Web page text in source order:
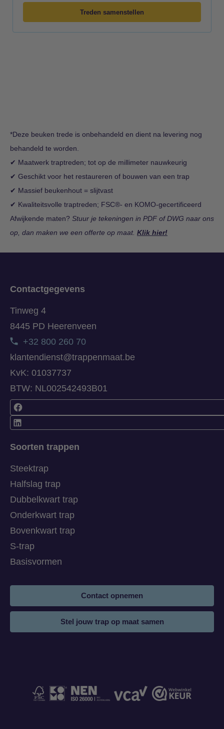
Treden samenstellen
*Deze beuken trede is onbehandeld en dient na levering nog
behandeld te worden.
✔ Maatwerk traptreden; tot op de millimeter nauwkeurig
✔ Geschikt voor het restaureren of bouwen van een trap
✔ Massief beukenhout = slijtvast
✔ Kwaliteitsvolle traptreden; FSC®- en KOMO-gecertificeerd
Afwijkende maten? Stuur je tekeningen in PDF of DWG naar ons
op, dan maken we een offerte op maat. Klik hier!
Soorten trappen
Steektrap
Halfslag trap
Dubbelkwart trap
Onderkwart trap
Bovenkwart trap
S-trap
Basisvormen
Contactgegevens
Tinweg 4
8445 PD Heerenveen
+32 800 260 70
klantendienst@trappenmaat.be
KvK: 01037737
BTW: NL002542493B01
Contact opnemen
Stel jouw trap op maat samen